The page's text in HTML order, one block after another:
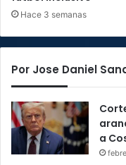
Hace 3 semanas
Por Jose Daniel
a